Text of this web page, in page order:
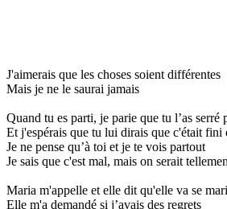
J'aimerais que les choses soient différentes
Mais je ne le saurai jamais
Quand tu es parti, je parie que tu l’as serré
Et j'espérais que tu lui dirais que c'était fini
Je ne pense qu’à toi et je te vois partout
Je sais que c'est mal, mais on serait
Maria m'appelle et elle dit qu'elle va se
Elle m'a demandé si j’avais des regrets